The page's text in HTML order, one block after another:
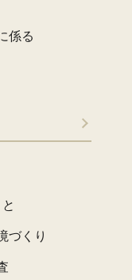
係る
づくり